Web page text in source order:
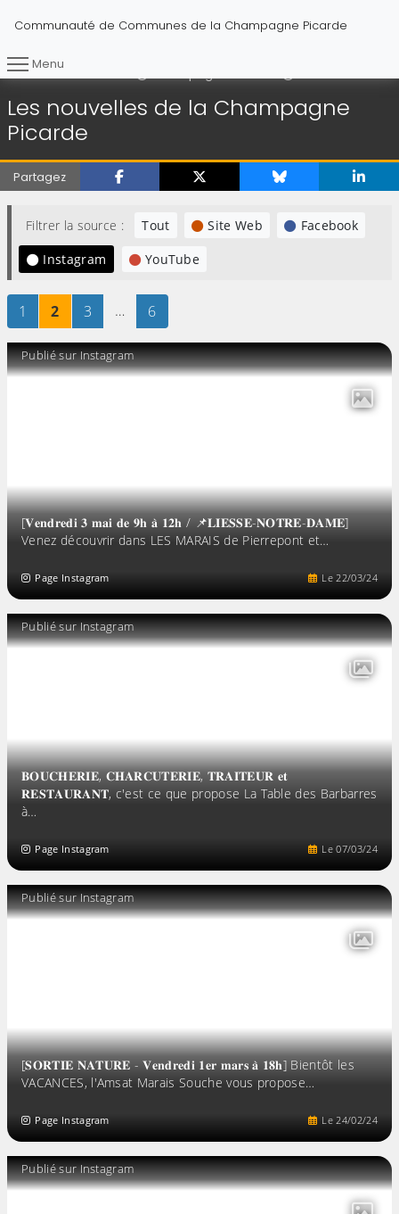
Communauté de Communes de la Champagne Picarde
Menu
Vous êtes ici :
Les nouvelles de la Champagne
Picarde
Partagez
Filtrer la source : Tout Site Web
Facebook
Instagram
YouTube
Page
1 sur 6Page
2sur 6Page
3sur 6
… Page
6sur 6
Publié sur Instagram
[𝐕𝐞𝐧𝐝𝐫𝐞𝐝𝐢 𝟑 𝐦𝐚𝐢 𝐝𝐞 𝟗𝐡 𝐚̀ 𝟏𝟐𝐡 / 📌𝐋𝐈𝐄𝐒𝐒𝐄-𝐍𝐎𝐓𝐑𝐄-𝐃𝐀𝐌𝐄]
Venez découvrir dans LES MARAIS de Pierrepont et…
Le22/03/24
Page Instagram
Publié sur Instagram
𝐁𝐎𝐔𝐂𝐇𝐄𝐑𝐈𝐄, 𝐂𝐇𝐀𝐑𝐂𝐔𝐓𝐄𝐑𝐈𝐄, 𝐓𝐑𝐀𝐈𝐓𝐄𝐔𝐑 𝐞𝐭
𝐑𝐄𝐒𝐓𝐀𝐔𝐑𝐀𝐍𝐓, c'est ce que propose La Table des Barbarres
à…
Le07/03/24
Page Instagram
Publié sur Instagram
[𝐒𝐎𝐑𝐓𝐈𝐄 𝐍𝐀𝐓𝐔𝐑𝐄 - 𝐕𝐞𝐧𝐝𝐫𝐞𝐝𝐢 𝟏𝐞𝐫 𝐦𝐚𝐫𝐬 𝐚̀ 𝟏𝟖𝐡] Bientôt les
VACANCES, l'Amsat Marais Souche vous propose…
Le24/02/24
Page Instagram
Publié sur Instagram